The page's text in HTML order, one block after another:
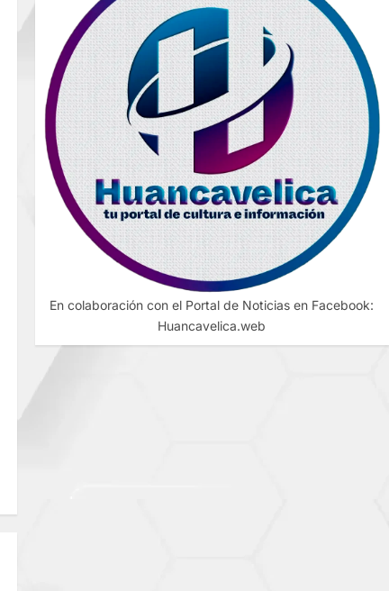
En colaboración con el Portal de Noticias en Facebook:
Huancavelica.web